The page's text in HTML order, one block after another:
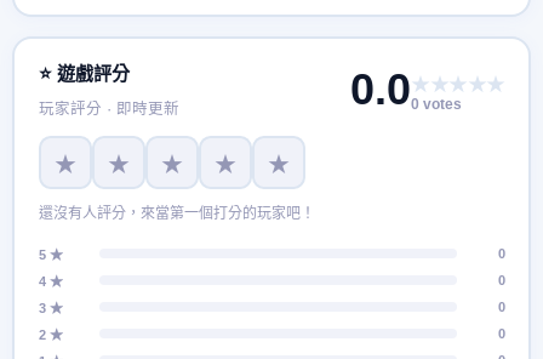
⭐ 遊戲評分
玩家評分 · 即時更新 0.0★★★★★
0 votes
★ ★ ★ ★ ★
還沒有人評分，來當第一個打分的玩家吧！
5 ★
0
4 ★
0
3 ★
0
2 ★
0